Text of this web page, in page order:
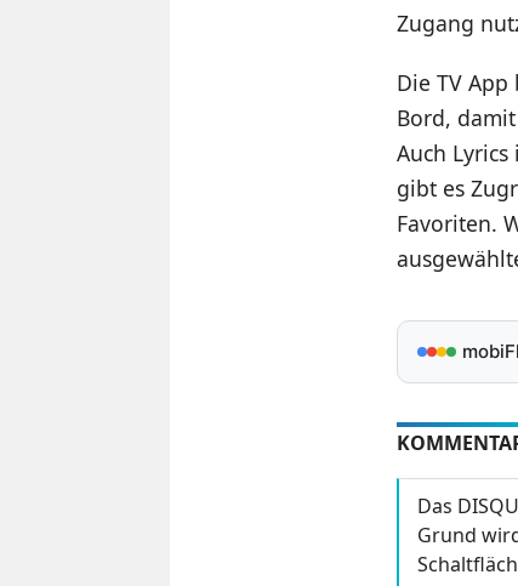
Zugang
Die TV
Bord,
Auch
gibt es
Favoriten.
Das
Grund